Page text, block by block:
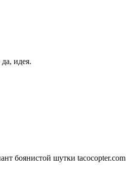
идея.
боянистой шутки tacocopter.com